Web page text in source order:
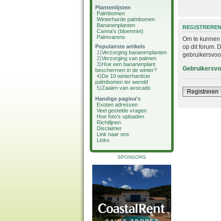
Plantenlijsten
Palmbomen
Winterharde palmbomen
Bananenplanten
Canna's (bloemriet)
Palmvarens
Populairste artikels
1)Verzorging bananenplanten
2)Verzorging van palmen
3)Hoe een bananenplant
beschermen in de winter?
4)De 10 winterhardste
palmbomen ter wereld
5)Zaaien van avocado
Handige pagina's
Exoten adressen
Veel gestelde vragen
Hoe foto's uploaden
Richtlijnen
Disclaimer
Link naar ons
Links
SPONSORS
REGISTREREN
Om te
op dit forum.
Registreren